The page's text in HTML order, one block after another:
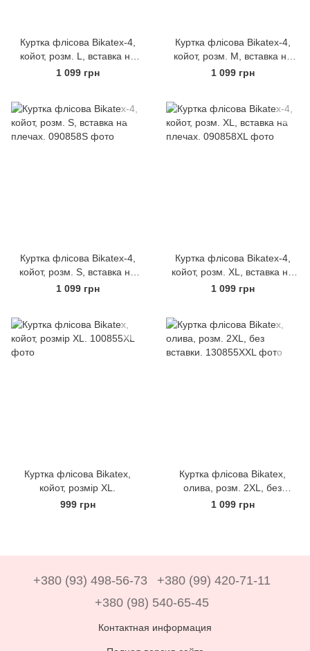
Куртка флісова Bikatex-4,
койот, розм. L, вставка на
плечах.
1 099 грн
Куртка флісова Bikatex-4,
койот, розм. M, вставка на
плечах.
1 099 грн
Куртка флісова Bikatex-4,
койот, розм. S, вставка на
плечах.
1 099 грн
Куртка флісова Bikatex-4,
койот, розм. XL, вставка на
плечах.
1 099 грн
Куртка флісова Bikatex,
койот, розмір XL.
999 грн
Куртка флісова Bikatex,
олива, розм. 2XL, без
вставки.
1 099 грн
+380 (93) 498-56-73
+380 (99) 420-71-11
+380 (98) 540-65-45
Контактная информация